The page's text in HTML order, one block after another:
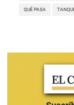
QUÉ PASA